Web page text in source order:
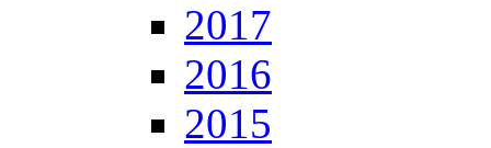
2017
2016
2015